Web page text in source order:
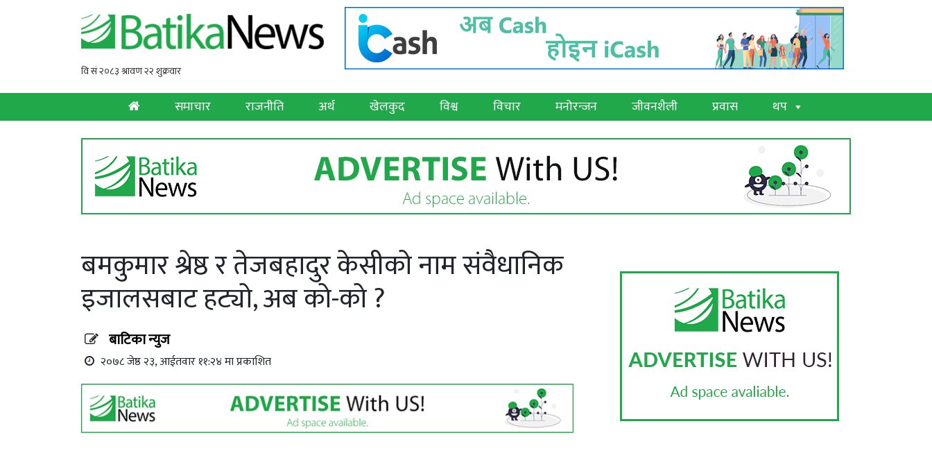
समाचार राजनीति अर्थ खेलकुद विश्व विचार मनोरन्जन जीवनशैली प्रवास थप
बमकुमार श्रेष्ठ र तेजबहादुर केसीको नाम संवैधानिक
इजालसबाट हट्यो, अब को-को ?
बाटिका न्युज
२०७८ जेष्ठ २३, आईतवार ११:२४ मा प्रकाशित